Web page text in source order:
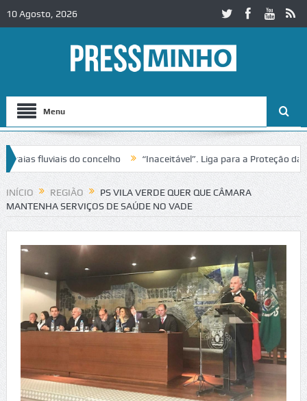
10 Agosto, 2026
Menu
fluviais do concelho “Inaceitável”. Liga para a Proteção da
no IC2 em Alcobaça Igreja do Castelo de Cerveira
INÍCIO REGIÃO
PS VILA VERDE QUER QUE CÂMARA
MANTENHA SERVIÇOS DE SAÚDE NO VADE